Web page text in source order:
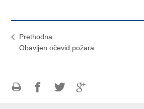
Prethodna
Obavljen očevid požara